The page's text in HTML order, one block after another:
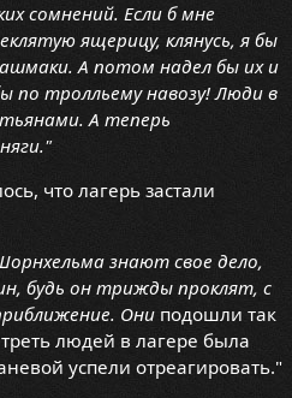
сомнений. Если б мне
ящерицу, клянусь, я бы
А потом надел бы их и
по тролльему навозу! Люди в
А теперь
что лагерь застали
знают свое дело,
будь он трижды проклят, с
Ониподошли так
людей в лагере была
успели отреагировать."